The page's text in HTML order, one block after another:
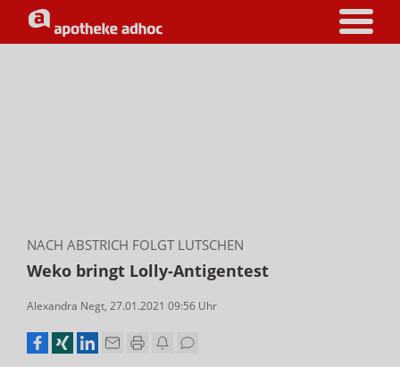
NACH ABSTRICH FOLGT LUTSCHEN
Weko bringt Lolly-Antigentest
Alexandra Negt, 27.01.2021 09:56 Uhr